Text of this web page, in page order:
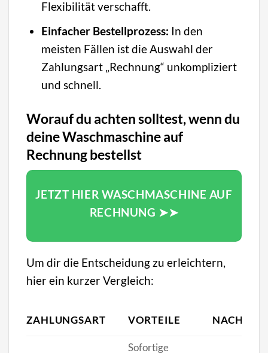
Flexibilität verschafft.
Einfacher Bestellprozess: In den
meisten Fällen ist die Auswahl der
Zahlungsart „Rechnung“ unkompliziert
und schnell.
Worauf du achten solltest, wenn du
deine Waschmaschine auf
Rechnung bestellst
JETZT HIER WASCHMASCHINE AUF
RECHNUNG ➤➤
Um dir die Entscheidung zu erleichtern,
hier ein kurzer Vergleich:
ZAHLUNGSART VORTEILE
Sofortige